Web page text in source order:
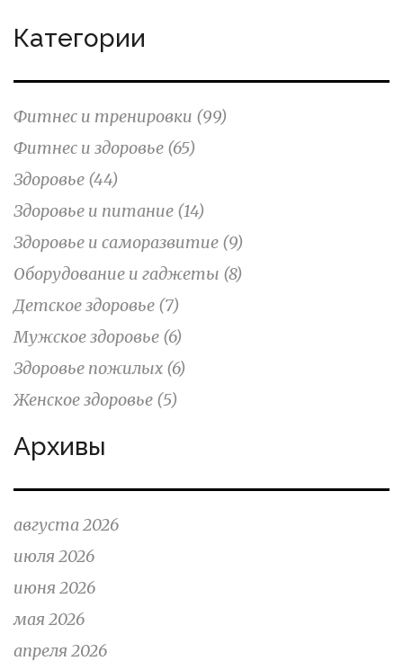
Категории
Фитнес и тренировки (99)
Фитнес и здоровье (65)
Здоровье (44)
Здоровье и питание (14)
Здоровье и саморазвитие (9)
Оборудование и гаджеты (8)
Детское здоровье (7)
Мужское здоровье (6)
Здоровье пожилых (6)
Женское здоровье (5)
Архивы
августа 2026
июля 2026
июня 2026
мая 2026
апреля 2026